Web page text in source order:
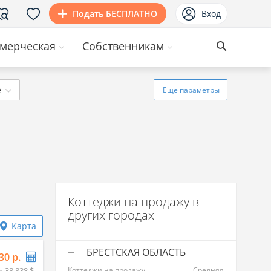
Подать БЕСПЛАТНО Вход
Собственникам
Еще параметры
Карта
р.
Коттеджи на продажу в
других городах
БРЕСТСКАЯ ОБЛАСТЬ